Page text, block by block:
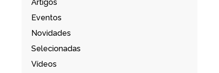
Artigos
Eventos
Novidades
Selecionadas
Vídeos